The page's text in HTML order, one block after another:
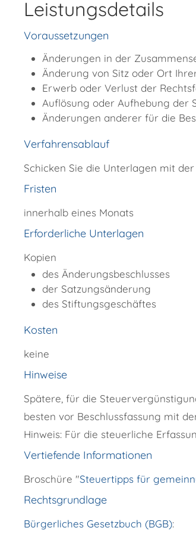
Leistungsdetails
Voraussetzungen
Änderungen in der
Änderung von Sitz oder Ort
Erwerb oder Verlust der
Auflösung oder Aufhebung der
Änderungen anderer für die
Verfahrensablauf
Schicken Sie die Unterlagen mit der
Fristen
innerhalb eines Monats
Erforderliche Unterlagen
Kopien
des Änderungsbeschlusses
der Satzungsänderung
des Stiftungsgeschäftes
Kosten
keine
Hinweise
Spätere, für die
besten vor Beschlussfassung mit
Hinweis: Für die steuerliche
Vertiefende Informationen
Broschüre "Steuertipps für
Rechtsgrundlage
Bürgerliches Gesetzbuch (BGB):